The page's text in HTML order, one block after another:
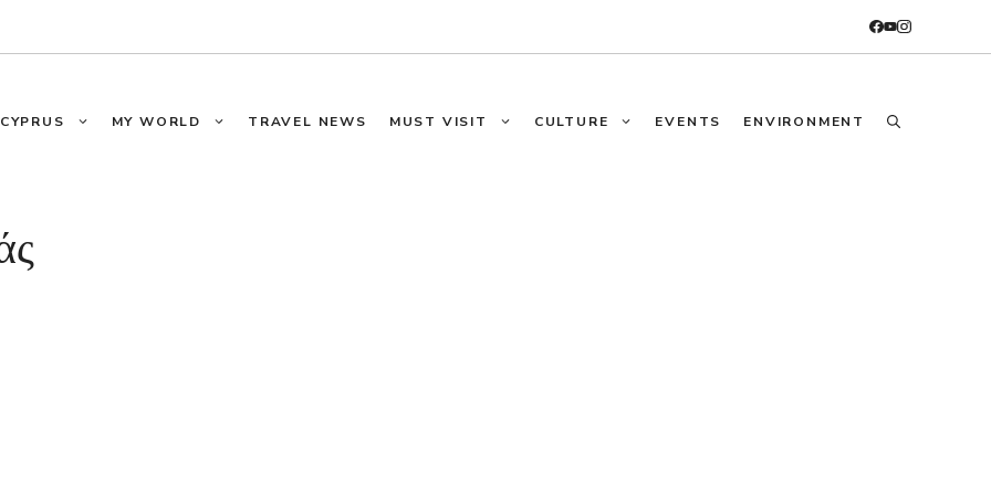
CYPRUS MY WORLD TRAVEL NEWS MUST VISIT CULTURE EVENTS ENVIRONMENT